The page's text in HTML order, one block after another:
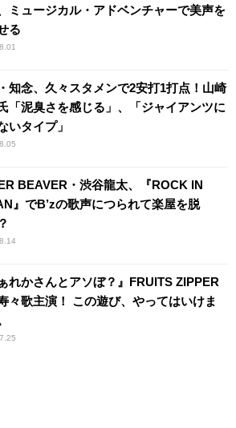
ミュージカル・アドベンチャーで美声を
る
知念、久々スタメンで2安打1打点！山崎
「泥臭さを感じる」、「ジャイアンツに
いタイプ」
BEAVER・渋谷龍太、『ROCK IN
』でB’zの歌声につられて楽屋を脱
ぁれかさんとアソぼ？』FRUITS ZIPPER
々歌主演！ この遊び、やってはいけま